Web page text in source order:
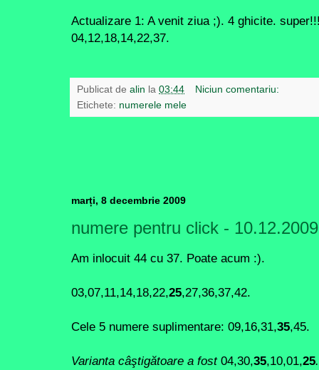
Actualizare 1: A venit ziua ;). 4 ghicite.
04,12,18,14,22,37.
Publicat de alin la 03:44
Niciun comentariu:
Etichete: numerele mele
marți, 8 decembrie 2009
numere pentru click - 10.12.2009
Am inlocuit 44 cu 37. Poate acum :).
03,07,11,14,18,22,25,27,36,37,42.
Cele 5 numere suplimentare: 09,16,31,35,45.
Varianta câştigătoare a fost 04,30,35,10,01,25.